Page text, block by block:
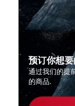
预订你想
通过我们的提
的商品.